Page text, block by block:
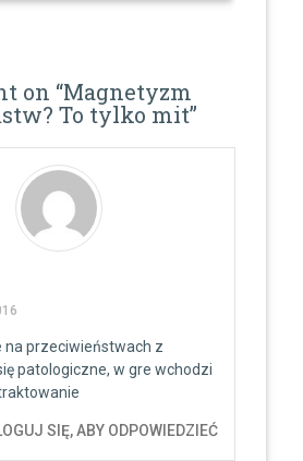
on “Magnetyzm
To tylko mit”
na przeciwieństwach z
patologiczne, w gre wchodzi
SIĘ, ABY ODPOWIEDZIEĆ